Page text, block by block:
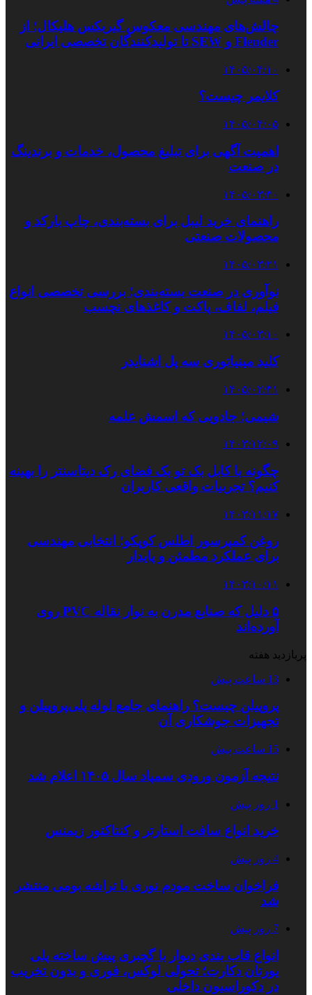
چالش‌های مهندسی معکوس گیربکس هلیکال؛ از
Flender و SEW تا تولیدکنندگان تخصصی ایرانی
۱۴۰۵/۰۴/۱۰
کلایمر چیست؟
۱۴۰۵/۰۴/۰۵
اهمیت آگهی برای تبلیغ محصول، خدمات و برندینگ
در صنعت
۱۴۰۵/۰۳/۳۰
راهنمای خرید لیبل برای بسته‌بندی، چاپ بارکد و
محصولات صنعتی
۱۴۰۵/۰۳/۲۱
نوآوری در صنعت بسته‌بندی؛ بررسی تخصصی انواع
فیلم، لفاف، پاکت و کاغذهای نچسب
۱۴۰۵/۰۳/۱۰
کلید مینیاتوری سه پل اشنایدر
۱۴۰۵/۰۲/۳۱
شیمی؛ جادویی که اسمش علمه
۱۴۰۳/۱۲/۰۹
چگونه با کابل بک تو بک فضای رک دیتاسنتر را بهینه
کنیم؟ تجربیات واقعی کاربران
۱۴۰۳/۱۱/۱۷
روغن کمپرسور اطلس کوپکو؛ انتخابی مهندسی
برای عملکرد مطمئن و پایدار
۱۴۰۳/۱۰/۱۱
۵ دلیل که صنایع مدرن به نوار نقاله PVC روی
آورده‌اند
پربازدید هفته
13 ساعت پیش
پروپیلن چیست؟ راهنمای جامع لوله پلی‌پروپیلن و
تجهیزات جوشکاری آن
15 ساعت پیش
نتیجه آزمون ورودی سمپاد سال ۱۴۰۵ اعلام شد
1 روز پیش
خرید انواع سافت استارتر و کنتاکتور زیمنس
4 روز پیش
فراخوان ساخت مودم نوری با تراشه بومی منتشر
شد
7 روز پیش
انواع قاب بندی دیوار با گچبری پیش ساخته پلی
یورتان دکارت؛ تحولی لوکس، فوری و بدون تخریب
در دکوراسیون داخلی